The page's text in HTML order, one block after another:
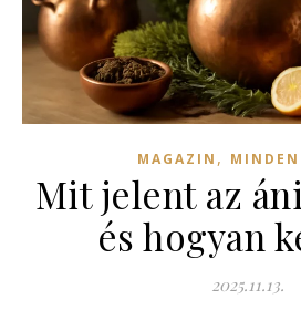
MAGAZIN ,
Mit jelent az
és hogyan
2025.11.13.